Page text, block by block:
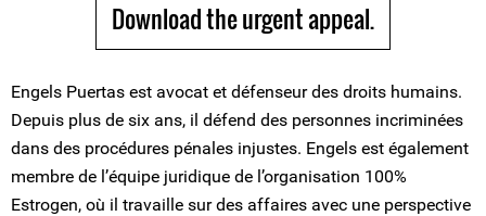
Download the urgent appeal.
Engels Puertas est avocat et défenseur des droits humains.
Depuis plus de six ans, il défend des personnes incriminées
dans des procédures pénales injustes. Engels est également
membre de l’équipe juridique de l’organisation 100%
Estrogen, où il travaille sur des affaires avec une perspective